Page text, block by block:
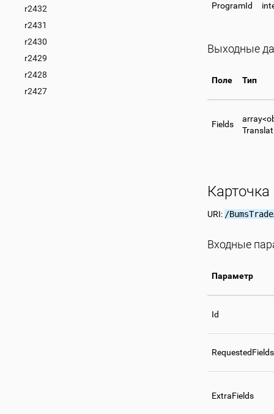
r2432
r2431
r2430
r2429
r2428
r2427
ProgramId
Выходные
Поле Тип
Fields
URI: /
Входные
Параметр
Id
RequestedFields
ExtraFields